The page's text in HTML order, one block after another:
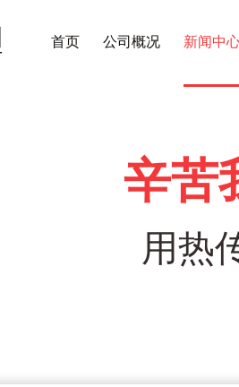
首页 公司概况 新闻中
辛苦
用热